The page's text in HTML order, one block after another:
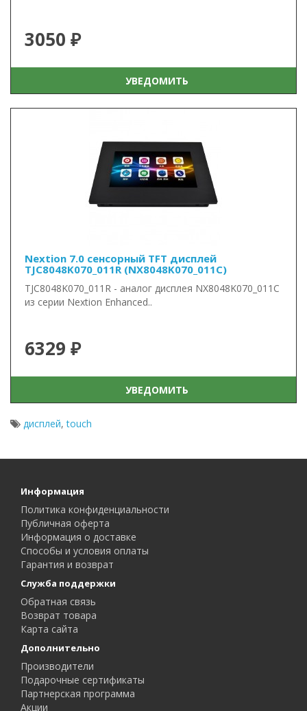
3050 ₽
УВЕДОМИТЬ
Nextion 7.0 сенсорный TFT дисплей
TJC8048K070_011R (NX8048K070_011C)
TJC8048K070_011R - аналог дисплея NX8048K070_011C
из серии Nextion Enhanced..
6329 ₽
УВЕДОМИТЬ
дисплей,touch
Информация
Политика конфиденциальности
Публичная оферта
Информация о доставке
Способы и условия оплаты
Гарантия и возврат
Служба поддержки
Обратная связь
Возврат товара
Карта сайта
Дополнительно
Производители
Подарочные сертификаты
Партнерская программа
Акции